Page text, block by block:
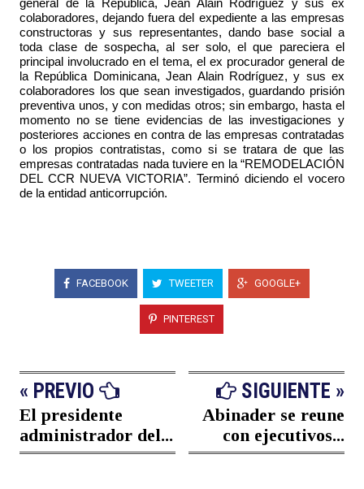
general de la República, Jean Alain Rodríguez y sus ex
colaboradores, dejando fuera del expediente a las empresas
constructoras y sus representantes, dando base social a
toda clase de sospecha, al ser solo, el que pareciera el
principal involucrado en el tema, el ex procurador general de
la República Dominicana, Jean Alain Rodríguez, y sus ex
colaboradores los que sean investigados, guardando prisión
preventiva unos, y con medidas otros; sin embargo, hasta el
momento no se tiene evidencias de las investigaciones y
posteriores acciones en contra de las empresas contratadas
o los propios contratistas, como si se tratara de que las
empresas contratadas nada tuviere en la “REMODELACIÓN
DEL CCR NUEVA VICTORIA”. Terminó diciendo el vocero
de la entidad anticorrupción.
FACEBOOK TWEETER GOOGLE+
PINTEREST
« PREVIO
El presidente
administrador del...
SIGUIENTE »
Abinader se reune
con ejecutivos...